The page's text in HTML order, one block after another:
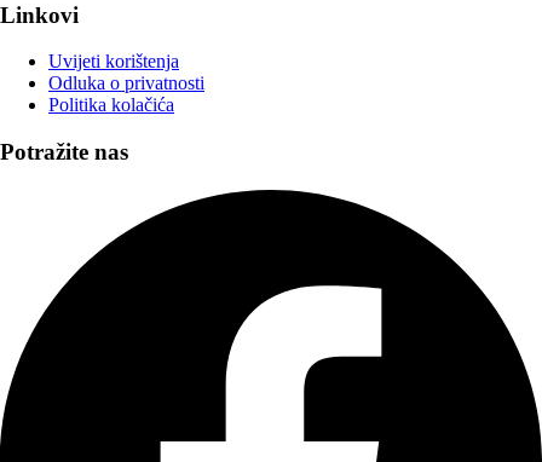
Linkovi
Uvijeti korištenja
Odluka o privatnosti
Politika kolačića
Potražite nas